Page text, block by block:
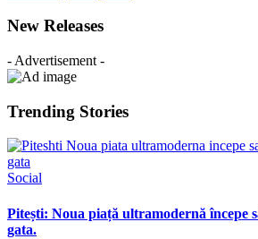
New Releases
- Advertisement -
Trending Stories
Social
Pitești: Noua piață ultramodernă începe
gata.